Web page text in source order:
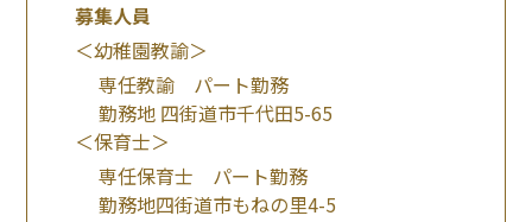
募集人員
＜幼稚園教諭＞
専任教諭 パート勤務
勤務地 四街道市千代田5-65
＜保育士＞
専任保育士 パート勤務
勤務地四街道市もねの里4-5